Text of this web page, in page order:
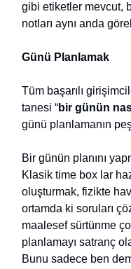
gibi etiketler mevcut,
notları aynı anda
Günü Planlamak
Tüm başarılı
tanesi “bir günün
günü planlamanın
Bir günün planını
Klasik time box lar
oluşturmak, fizikte
ortamda ki soruları
maalesef sürtünme
planlamayı satranç
Bunu sadece ben